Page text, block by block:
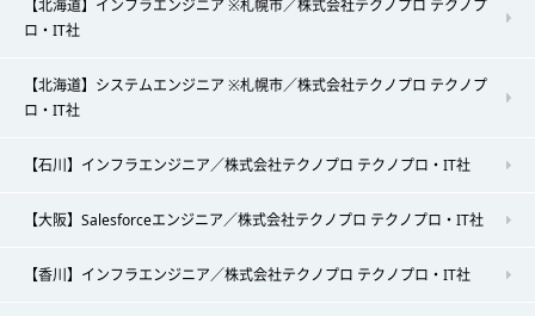
【北海道】インフラエンジニア ※札幌市／株式会社テクノプロ テクノプ
ロ・IT社
【北海道】システムエンジニア ※札幌市／株式会社テクノプロ テクノプ
ロ・IT社
【石川】インフラエンジニア／株式会社テクノプロ テクノプロ・IT社
【大阪】Salesforceエンジニア／株式会社テクノプロ テクノプロ・IT社
【香川】インフラエンジニア／株式会社テクノプロ テクノプロ・IT社